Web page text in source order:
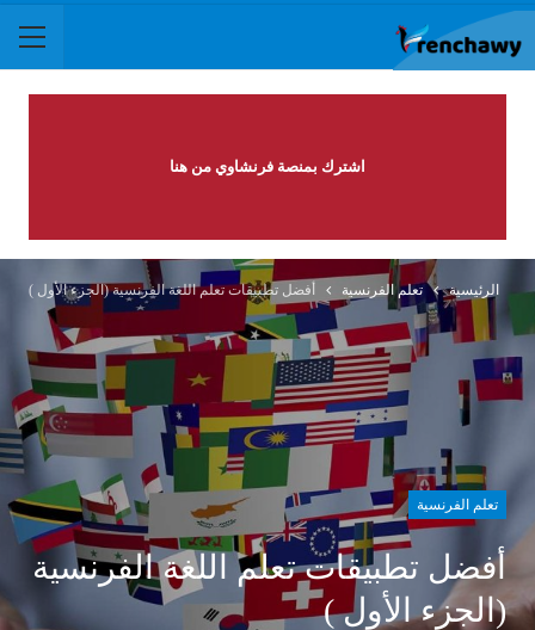
اشترك بمنصة فرنشاوي من هنا
الرئيسية تعلم الفرنسية أفضل تطبيقات تعلم اللغة الفرنسية (الجزء الأول )
تعلم الفرنسية
أفضل تطبيقات تعلم اللغة الفرنسية
(الجزء الأول )